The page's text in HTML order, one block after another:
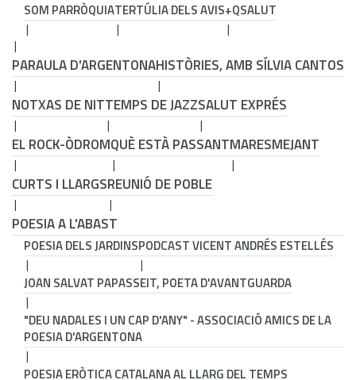
SOM PARRÒQUIATERTÚLIA DELS AVIS+QSALUT
PARAULA D'ARGENTONAHISTÒRIES, AMB SÍLVIA CANTOS
NOTXAS DE NITTEMPS DE JAZZSALUT EXPRÉS
EL ROCK-ÒDROMQUÈ ESTÀ PASSANTMARESMEJANT
CURTS I LLARGSREUNIÓ DE POBLE
POESIA A L'ABAST
POESIA DELS JARDINSPODCAST VICENT ANDRÉS ESTELLÉS
JOAN SALVAT PAPASSEIT, POETA D'AVANTGUARDA
"DEU NADALES I UN CAP D'ANY" - ASSOCIACIÓ AMICS DE LA
POESIA D'ARGENTONA
POESIA ERÒTICA CATALANA AL LLARG DEL TEMPS